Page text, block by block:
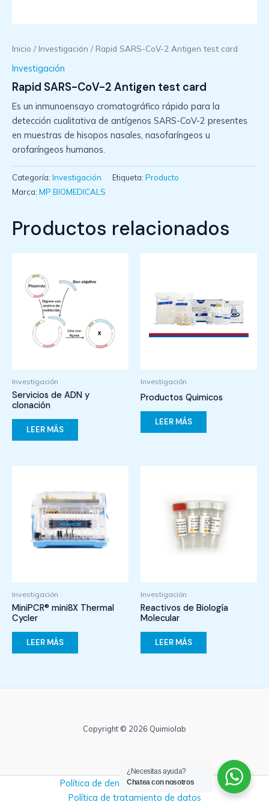
Inicio / Investigación / Rapid SARS-CoV-2 Antigen test card
Investigación
Rapid SARS-CoV-2 Antigen test card
Es un inmunoensayo cromatográfico rápido para la
detección cualitativa de antígenos SARS-CoV-2 presentes
en muestras de hisopos nasales, nasofaríngeos u
orofaríngeos humanos.
Categoría: Investigación Etiqueta: Producto
Marca: MP BIOMEDICALS
Productos relacionados
Investigación
Servicios de ADN y
clonación
LEER MÁS
Investigación
Productos Quimicos
LEER MÁS
Investigación
MiniPCR® mini8X Thermal
Cycler
LEER MÁS
Investigación
Reactivos de Biología
Molecular
LEER MÁS
Copyright © 2026 Quimiolab
Política de denuncias y no retaliación
Política de tratamiento de datos
¿Necesitas ayuda?
Chatea con nosotros